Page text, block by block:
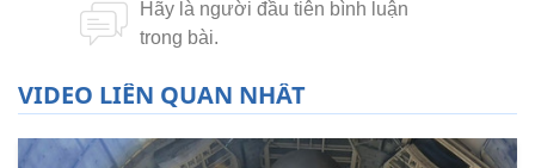
VIDEO LIÊN QUAN NHẤT